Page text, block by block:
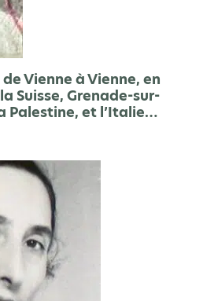
de Vienne à Vienne, en
Suisse, Grenade-sur-
Palestine, et l’Italie…